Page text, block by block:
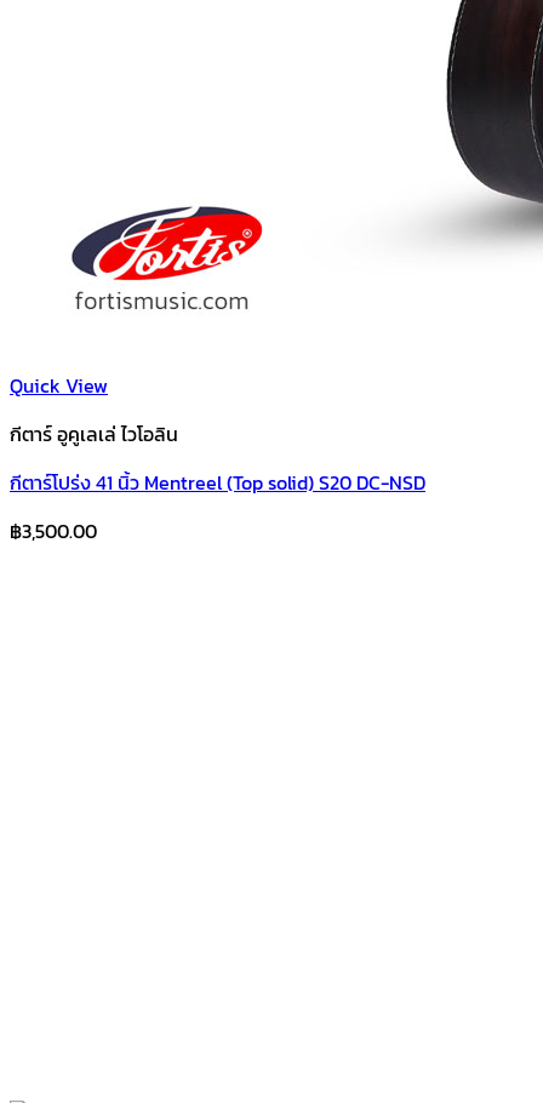
Quick View
กีตาร์ อูคูเลเล่ ไวโอลิน
กีตาร์โปร่ง 41 นิ้ว Mentreel (Top solid) S20 DC-NSD
฿3,500.00